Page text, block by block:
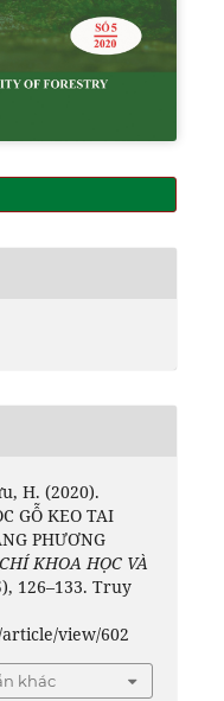
H. (2020).
GỖ KEO TAI
PHƯƠNG
KHOA HỌC VÀ
126–133. Truy
view/602
khác